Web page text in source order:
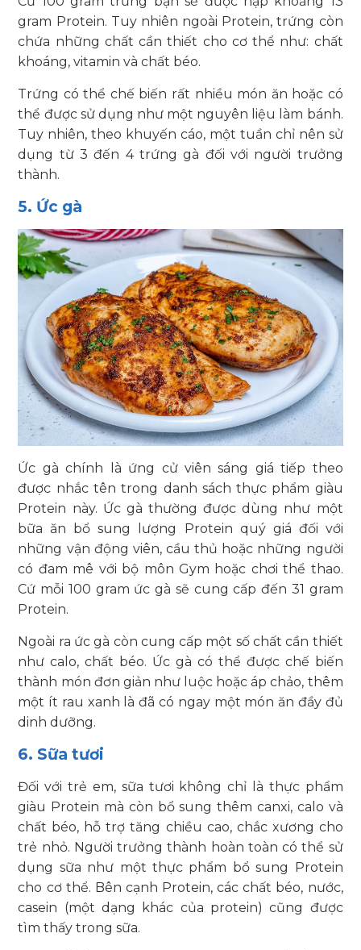
gram Protein. Tuy nhiên ngoài Protein, trứng còn
chứa những chất cần thiết cho cơ thể như: chất
khoáng, vitamin và chất béo.
Trứng có thể chế biến rất nhiều món ăn hoặc có
thể được sử dụng như một nguyên liệu làm bánh.
Tuy nhiên, theo khuyến cáo, một tuần chỉ nên sử
dụng từ 3 đến 4 trứng gà đối với người trưởng
thành.
5. Ức gà
Ức gà chính là ứng cử viên sáng giá tiếp theo
được nhắc tên trong danh sách thực phẩm giàu
Protein này. Ức gà thường được dùng như một
bữa ăn bổ sung lượng Protein quý giá đối với
những vận động viên, cầu thủ hoặc những người
có đam mê với bộ môn Gym hoặc chơi thể thao.
Cứ mỗi 100 gram ức gà sẽ cung cấp đến 31 gram
Protein.
Ngoài ra ức gà còn cung cấp một số chất cần thiết
như calo, chất béo. Ức gà có thể được chế biến
thành món đơn giản như luộc hoặc áp chảo, thêm
một ít rau xanh là đã có ngay một món ăn đầy đủ
dinh dưỡng.
6. Sữa tươi
Đối với trẻ em, sữa tươi không chỉ là thực phẩm
giàu Protein mà còn bổ sung thêm canxi, calo và
chất béo, hỗ trợ tăng chiều cao, chắc xương cho
trẻ nhỏ. Người trưởng thành hoàn toàn có thể sử
dụng sữa như một thực phẩm bổ sung Protein
cho cơ thể. Bên cạnh Protein, các chất béo, nước,
casein (một dạng khác của protein) cũng được
tìm thấy trong sữa.